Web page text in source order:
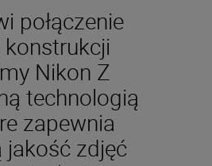
połączenie
Nikon Z
technologią
zapewnia
jakość zdjęć